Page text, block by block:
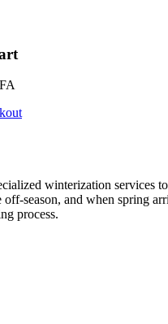
winterization services
season, and when spring
process.